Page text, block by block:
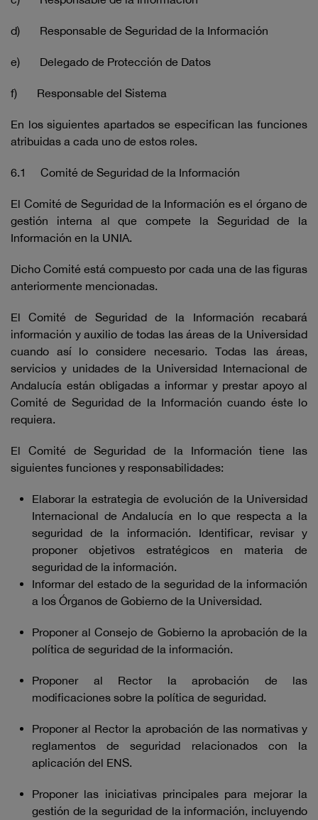
d) Responsable de Seguridad de la Información
e) Delegado de Protección de Datos
f) Responsable del Sistema
En los siguientes apartados se especifican las funciones
atribuidas a cada uno de estos roles.
6.1 Comité de Seguridad de la Información
El Comité de Seguridad de la Información es el órgano de
gestión interna al que compete la Seguridad de la
Información en la UNIA.
Dicho Comité está compuesto por cada una de las figuras
anteriormente mencionadas.
El Comité de Seguridad de la Información recabará
información y auxilio de todas las áreas de la Universidad
cuando así lo considere necesario. Todas las áreas,
servicios y unidades de la Universidad Internacional de
Andalucía están obligadas a informar y prestar apoyo al
Comité de Seguridad de la Información cuando éste lo
requiera.
El Comité de Seguridad de la Información tiene las
siguientes funciones y responsabilidades:
Elaborar la estrategia de evolución de la Universidad
Internacional de Andalucía en lo que respecta a la
seguridad de la información. Identificar, revisar y
proponer objetivos estratégicos en materia de
seguridad de la información.
Informar del estado de la seguridad de la información
a los Órganos de Gobierno de la Universidad.
Proponer al Consejo de Gobierno la aprobación de la
política de seguridad de la información.
Proponer al Rector la aprobación de las
modificaciones sobre la política de seguridad.
Proponer al Rector la aprobación de las normativas y
reglamentos de seguridad relacionados con la
aplicación del ENS.
Proponer las iniciativas principales para mejorar la
gestión de la seguridad de la información, incluyendo